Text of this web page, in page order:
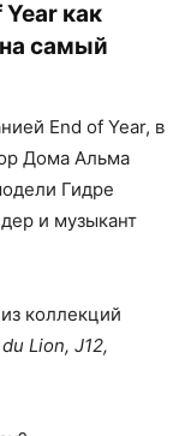
как
самый
End of Year, в
Дома Альма
Гидре
и музыкант
коллекций
Lion, J12,